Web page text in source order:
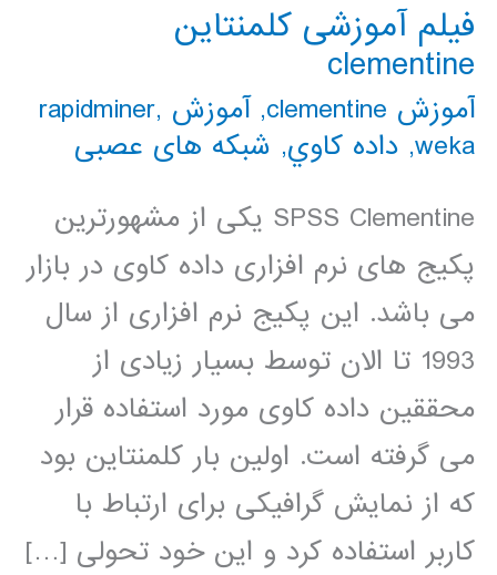
فیلم آموزشی کلمنتاین
clementine
آموزش clementine ,آموزش rapidminer ,
weka
, داده كاوي, شبکه های عصبی
SPSS Clementine یکی از مشهورترین
پکیج های نرم افزاری داده کاوی در بازار
می باشد. این پکیج نرم افزاری از سال
1993 تا الان توسط بسیار زیادی از
محققین داده کاوی مورد استفاده قرار
می گرفته است. اولین بار کلمنتاین بود
که از نمایش گرافیکی برای ارتباط با
کاربر استفاده کرد و این خود تحولی […]